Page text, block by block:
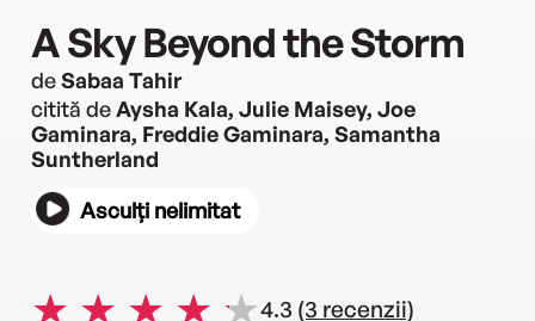
A Sky Beyond the Storm
deSabaa Tahir
citită deAysha Kala, Julie Maisey, Joe
Gaminara, Freddie Gaminara, Samantha
Suntherland
Asculți nelimitat
4.3 (3 recenzii)